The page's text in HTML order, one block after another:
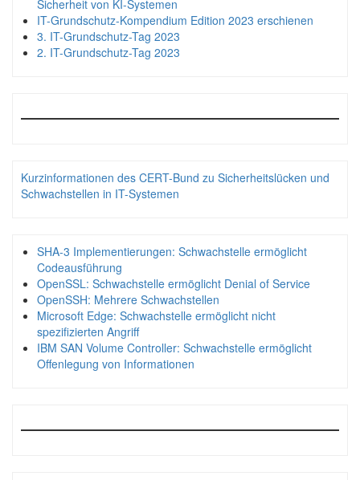
Sicherheit von KI-Systemen
IT-Grundschutz-Kompendium Edition 2023 erschienen
3. IT-Grundschutz-Tag 2023
2. IT-Grundschutz-Tag 2023
Kurzinformationen des CERT-Bund zu Sicherheitslücken und
Schwachstellen in IT-Systemen
SHA-3 Implementierungen: Schwachstelle ermöglicht
Codeausführung
OpenSSL: Schwachstelle ermöglicht Denial of Service
OpenSSH: Mehrere Schwachstellen
Microsoft Edge: Schwachstelle ermöglicht nicht
spezifizierten Angriff
IBM SAN Volume Controller: Schwachstelle ermöglicht
Offenlegung von Informationen